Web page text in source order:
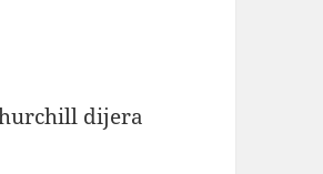
dijera